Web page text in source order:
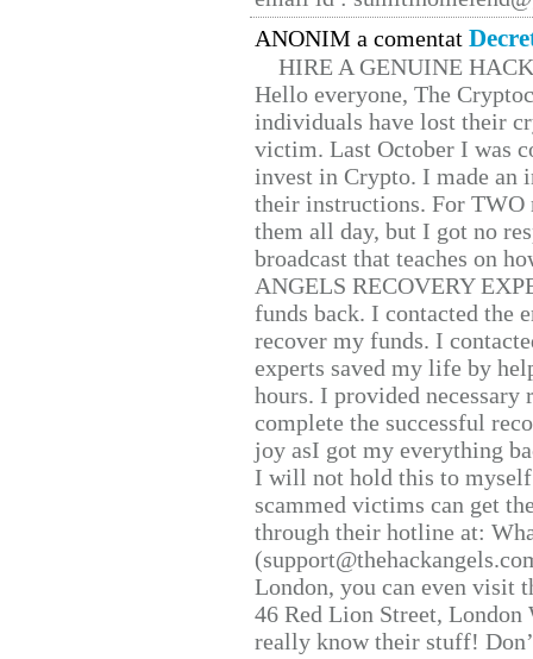
ANONIM a comentat
HIRE A GENUINE
Hello everyone, The
individuals have lost their
victim. Last October I was
invest in Crypto. I made
their instructions. For TWO
them all day, but I got no
broadcast that teaches on
ANGELS RECOVERY
funds back. I contacted the
recover my funds. I
experts saved my life by
hours. I provided
complete the successful
joy asI got my everything
I will not hold this to
scammed victims can get
through their hotline at:
London, you can even visit
46 Red Lion Street, London
really know their stuff!